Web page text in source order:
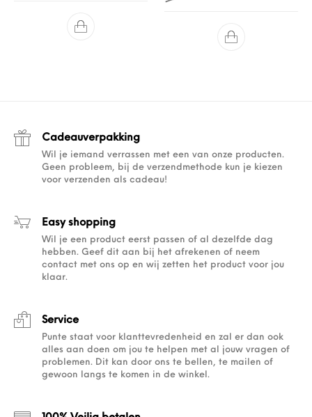
Cadeauverpakking
Wil je iemand verrassen met een van onze producten.
Geen probleem, bij de verzendmethode kun je kiezen
voor verzenden als cadeau!
Easy shopping
Wil je een product eerst passen of al dezelfde dag
hebben. Geef dit aan bij het afrekenen of neem
contact met ons op en wij zetten het product voor jou
klaar.
Service
Punte staat voor klanttevredenheid en zal er dan ook
alles aan doen om jou te helpen met al jouw vragen of
problemen. Dit kan door ons te bellen, te mailen of
gewoon langs te komen in de winkel.